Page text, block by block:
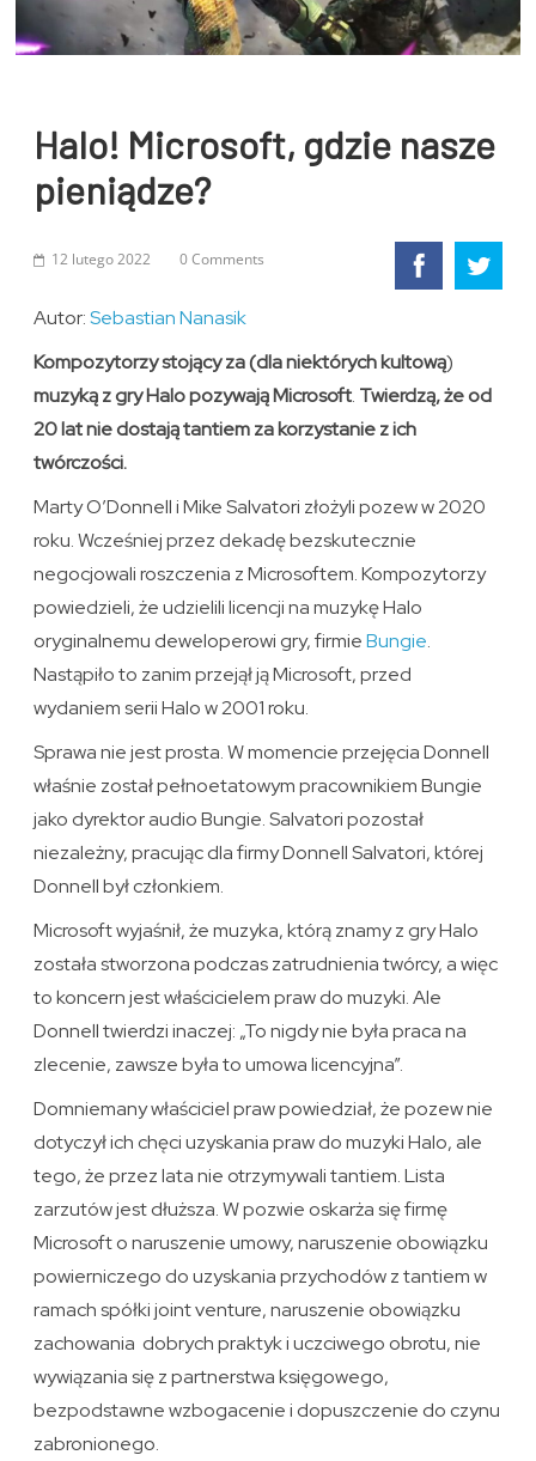
Halo! Microsoft, gdzie nasze
pieniądze?
12 lutego 2022 0 Comments
Autor:Sebastian Nanasik
Kompozytorzy stojący za (dla niektórychkultową)
muzyką z gry Halo pozywają Microsoft. Twierdzą, że od
20 lat nie dostają tantiem za korzystanie z ich
twórczości.
Marty O’Donnell i Mike Salvatori złożyli pozew w 2020
roku. Wcześniej przez dekadę bezskutecznie
negocjowali roszczenia z Microsoftem. Kompozytorzy
powiedzieli, że udzielili licencji na muzykę Halo
oryginalnemu deweloperowi gry, firmieBungie.
Nastąpiło to zanim przejął ją Microsoft, przed
wydaniem serii Halo w 2001 roku.
Sprawa nie jest prosta. W momencie przejęcia Donnell
właśnie został pełnoetatowym pracownikiem Bungie
jako dyrektor audio Bungie. Salvatori pozostał
niezależny, pracując dla firmy Donnell Salvatori, której
Donnell był członkiem.
Microsoft wyjaśnił, że muzyka, którą znamy z gry Halo
została stworzona podczas zatrudnienia twórcy, a więc
to koncern jest właścicielem praw do muzyki. Ale
Donnell twierdzi inaczej: „To nigdy nie była praca na
zlecenie, zawsze była to umowa licencyjna”.
Domniemany właściciel praw powiedział, że pozew nie
dotyczył ich chęci uzyskania praw do muzyki Halo, ale
tego, że przez lata nie otrzymywali tantiem. Lista
zarzutów jest dłuższa. W pozwie oskarża się firmę
Microsoft o naruszenie umowy, naruszenie obowiązku
powierniczego do uzyskania przychodów z tantiem w
ramach spółki joint venture, naruszenie obowiązku
zachowania dobrych praktyk i uczciwego obrotu, nie
wywiązania się z partnerstwa księgowego,
bezpodstawne wzbogacenie i dopuszczenie do czynu
zabronionego.